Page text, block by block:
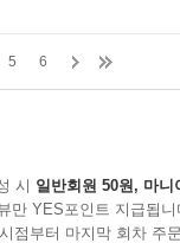
5 6
시 일반회원 50원, 마니
만 YES포인트 지급됩니
점부터 마지막 회차 주